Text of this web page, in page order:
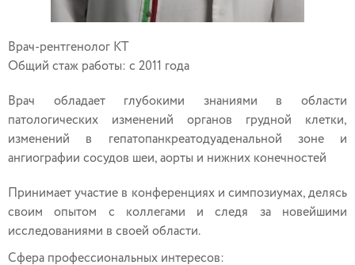
Врач-рентгенолог КТ
Общий стаж работы: с 2011 года
Врач обладает глубокими знаниями в области
патологических изменений органов грудной клетки,
изменений в гепатопанкреатодуаденальной зоне и
ангиографии сосудов шеи, аорты и нижних конечностей
Принимает участие в конференциях и симпозиумах, делясь
своим опытом с коллегами и следя за новейшими
исследованиями в своей области.
Сфера профессиональных интересов: